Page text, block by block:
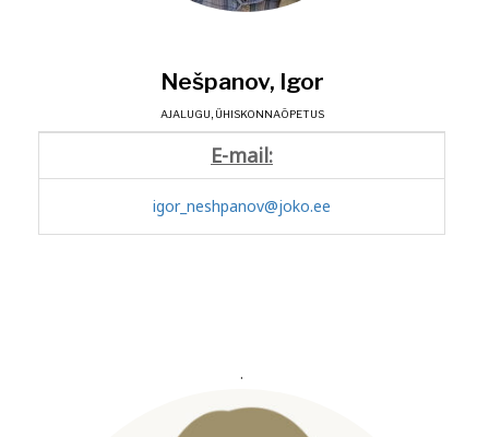
Nešpanov, Igor
AJALUGU, ÜHISKONNAÕPETUS
E-mail:
igor_neshpanov@joko.ee
.